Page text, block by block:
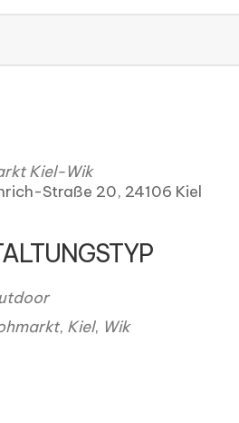
Kiel-Wik
Straße 20, 24106 Kiel
, Kiel, Wik